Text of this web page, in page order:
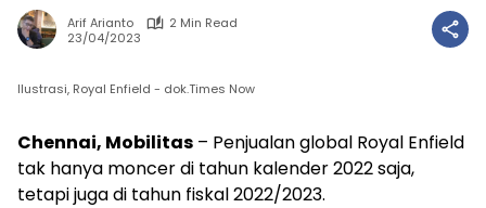
Arif Arianto
2 Min Read
23/04/2023
Ilustrasi, Royal Enfield - dok.Times Now
Chennai, Mobilitas – Penjualan global Royal Enfield
tak hanya moncer di tahun kalender 2022 saja,
tetapi juga di tahun fiskal 2022/2023.